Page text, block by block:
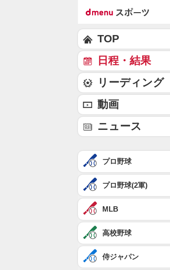
TOP
日程・結果
リーディング
動画
ニュース
プロ野球
プロ野球(2軍)
MLB
高校野球
侍ジャパン